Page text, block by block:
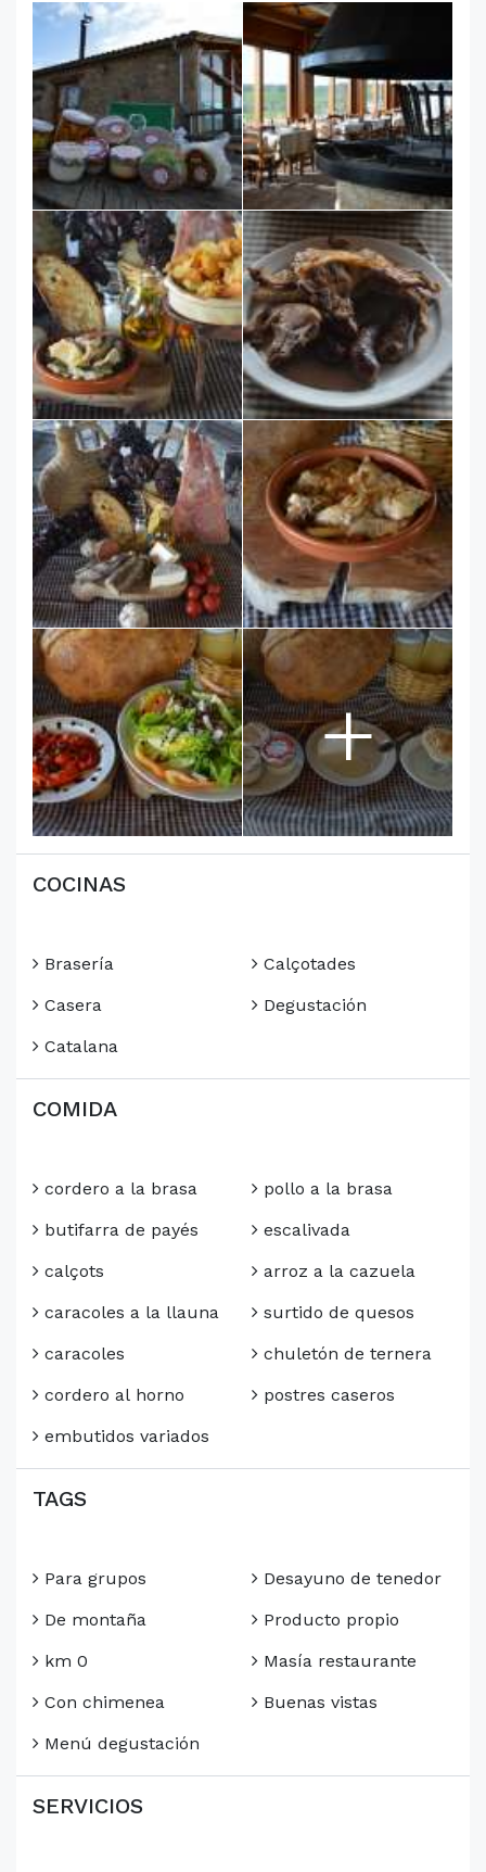
+
COCINAS
Brasería
Casera
Catalana
Calçotades
Degustación
COMIDA
cordero a la brasa
butifarra de payés
calçots
caracoles a la llauna
caracoles
cordero al horno
embutidos variados
pollo a la brasa
escalivada
arroz a la cazuela
surtido de quesos
chuletón de ternera
postres caseros
TAGS
Para grupos
De montaña
km 0
Con chimenea
Menú degustación
Desayuno de tenedor
Producto propio
Masía restaurante
Buenas vistas
SERVICIOS